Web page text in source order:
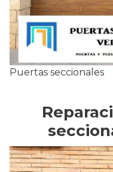
Puertas seccionales